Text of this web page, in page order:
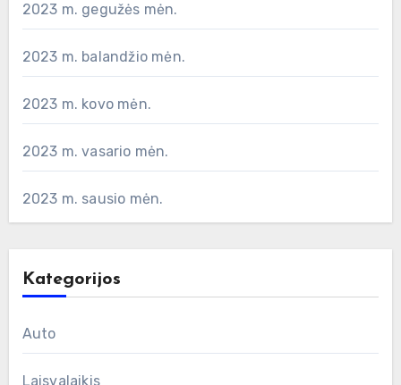
2023 m. gegužės mėn.
2023 m. balandžio mėn.
2023 m. kovo mėn.
2023 m. vasario mėn.
2023 m. sausio mėn.
Kategorijos
Auto
Laisvalaikis